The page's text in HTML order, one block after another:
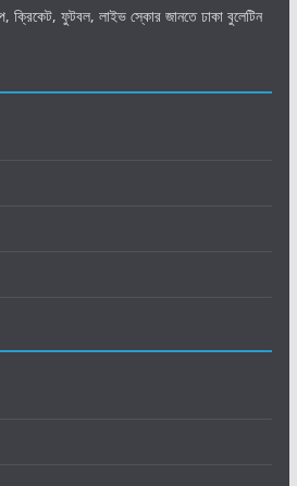
ক্রিকেট, ফুটবল, লাইভ স্কোর জানতে ঢাকা বুলেটিন